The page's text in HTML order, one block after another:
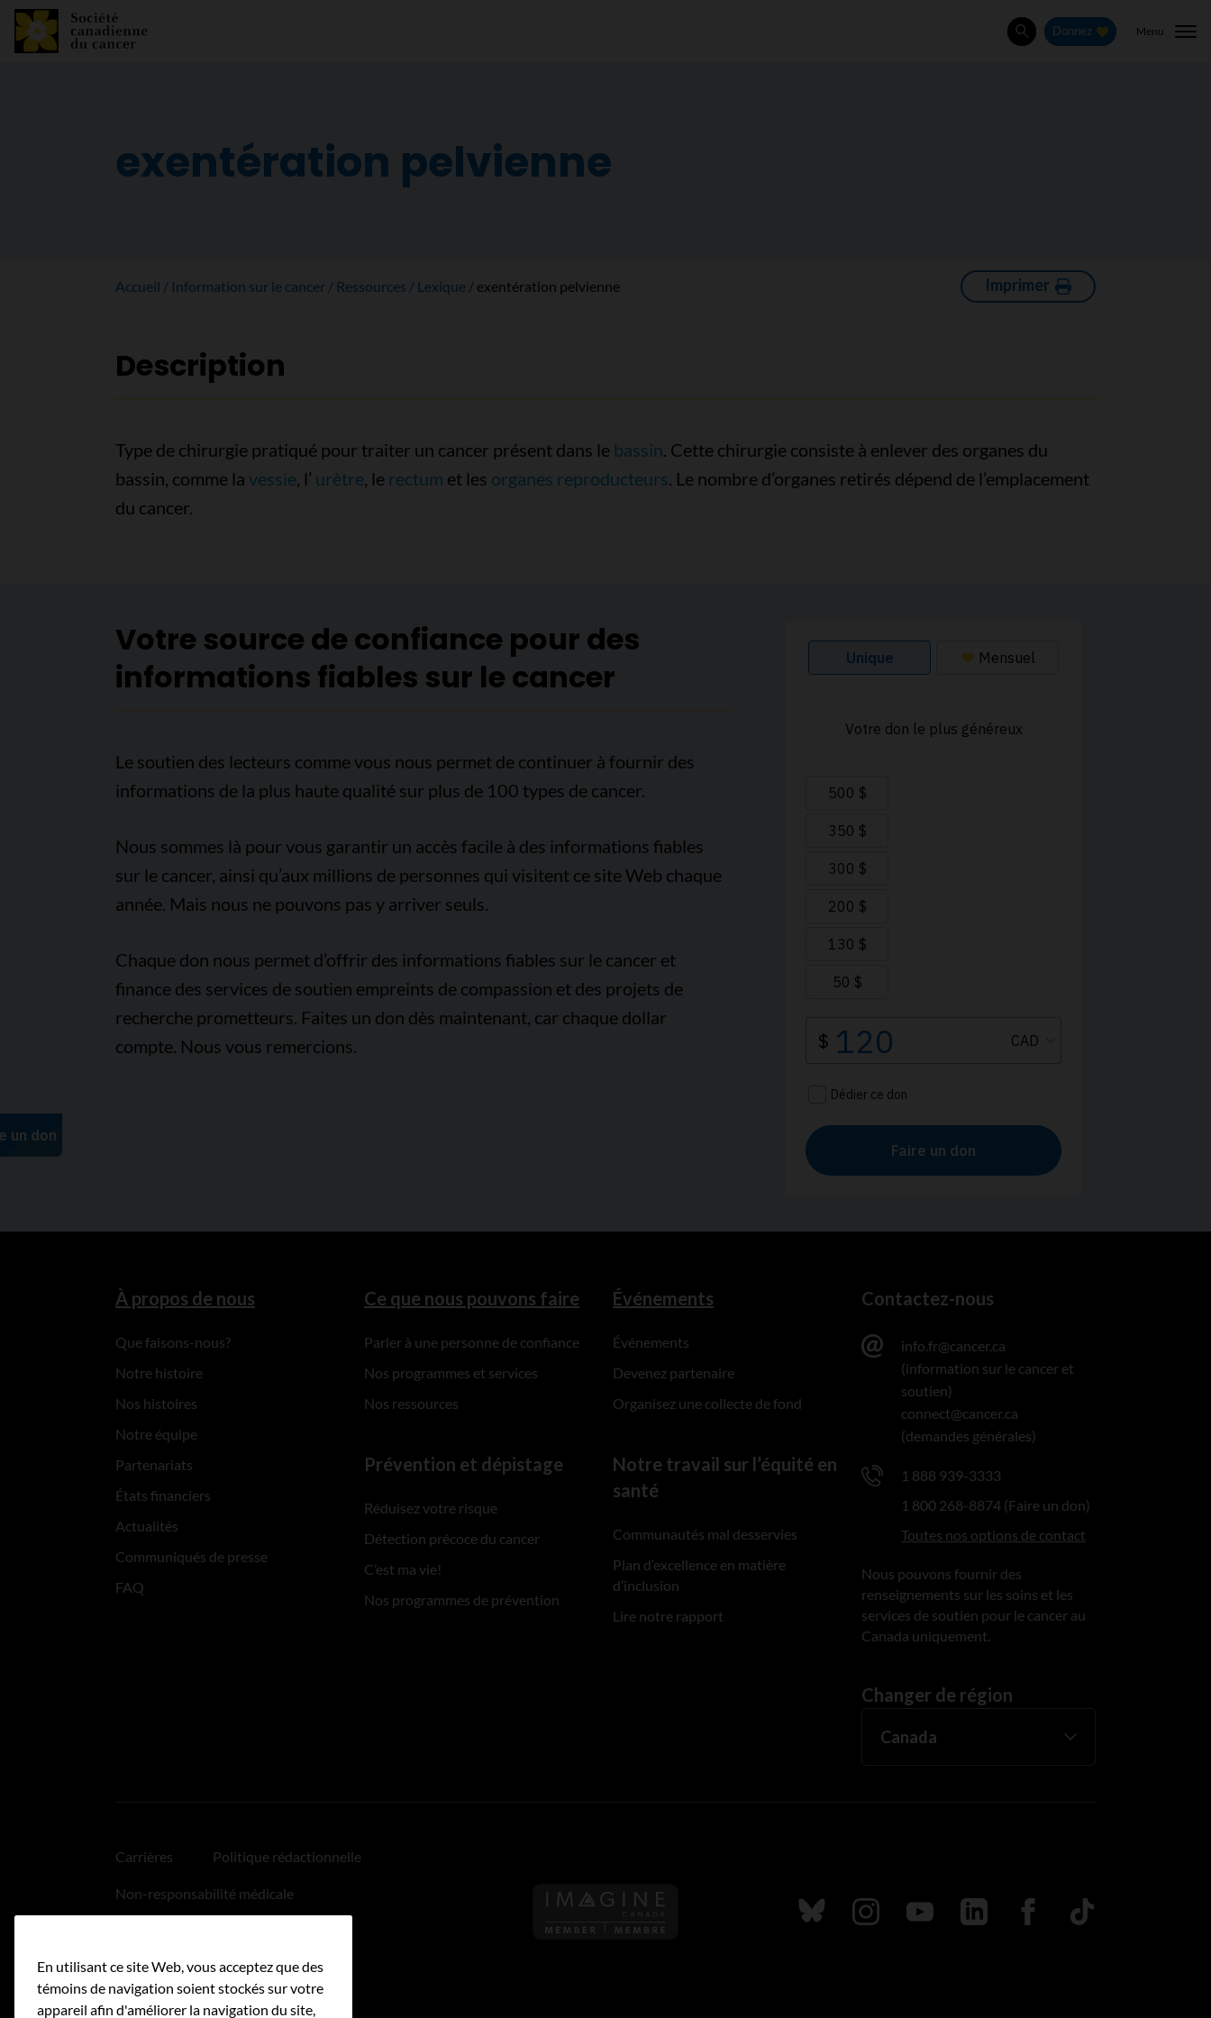
Rechercher
Donnez Menu
exentération pelvienne
Accueil Information sur le cancer Ressources Lexique exentération pelvienne Imprimer
Description
Type de chirurgie pratiqué pour traiter un cancer présent dans le bassin. Cette chirurgie consiste à enlever des organes du
bassin, comme la vessie, l’ urètre, le rectum et les organes reproducteurs. Le nombre d’organes retirés dépend de l’emplacement
du cancer.
Votre source de confiance pour des
informations fiables sur le cancer
Le soutien des lecteurs comme vous nous permet de continuer à fournir des
informations de la plus haute qualité sur plus de 100 types de cancer.
Nous sommes là pour vous garantir un accès facile à des informations fiables
sur le cancer, ainsi qu’aux millions de personnes qui visitent ce site Web chaque
année. Mais nous ne pouvons pas y arriver seuls.
Chaque don nous permet d’offrir des informations fiables sur le cancer et
finance des services de soutien empreints de compassion et des projets de
recherche prometteurs. Faites un don dès maintenant, car chaque dollar
compte. Nous vous remercions.
À propos de nous
Que faisons-nous?
Notre histoire
Nos histoires
Notre équipe
Partenariats
États financiers
Actualités
Communiqués de presse
FAQ
Ce que nous pouvons faire
Parler à une personne de confiance
Nos programmes et services
Nos ressources
Prévention et dépistage
Réduisez votre risque
Détection précoce du cancer
C’est ma vie!
Nos programmes de prévention
Événements
Événements
Devenez partenaire
Organisez une collecte de fond
Notre travail sur l’équité en
santé
Communautés mal desservies
Plan d’excellence en matière
d’inclusion
Lire notre rapport
Contactez-nous
info.fr@cancer.ca
(information sur le cancer et
soutien)
connect@cancer.ca
(demandes générales)
1 888 939-3333
1 800 268-8874 (Faire un don)
Toutes nos options de contact
Nous pouvons fournir des
renseignements sur les soins et les
services de soutien pour le cancer au
Canada uniquement.
Changer de région
Carrières Politique rédactionnelle
Non-responsabilité médicale
Accessibilité
Suivez nous sur Bluesky
Suivez nous sur Instagram
Suivez nous sur Youtube
Suivez nous sur LinkedIn
Suivez nous sur
TikTok
En utilisant ce site Web, vous acceptez que des
témoins de navigation soient stockés sur votre
appareil afin d'améliorer la navigation du site,